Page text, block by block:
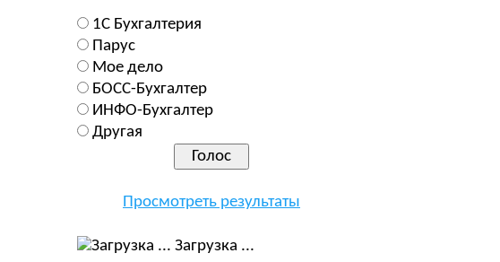
1С Бухгалтерия
Парус
Мое дело
БОСС-Бухгалтер
ИНФО-Бухгалтер
Другая
Просмотреть результаты
Загрузка ...